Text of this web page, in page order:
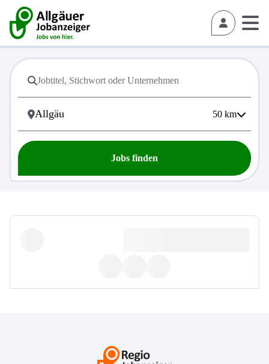
50 km
Jobs finden